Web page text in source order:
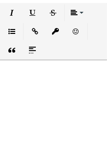
скрытого текста
Вставка цитаты
Вставка спойлера